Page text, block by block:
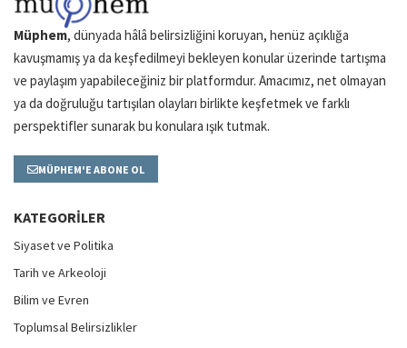
Müphem, dünyada hâlâ belirsizliğini koruyan, henüz açıklığa
kavuşmamış ya da keşfedilmeyi bekleyen konular üzerinde tartışma
ve paylaşım yapabileceğiniz bir platformdur. Amacımız, net olmayan
ya da doğruluğu tartışılan olayları birlikte keşfetmek ve farklı
perspektifler sunarak bu konulara ışık tutmak.
MÜPHEM'E ABONE OL
KATEGORILER
Siyaset ve Politika
Tarih ve Arkeoloji
Bilim ve Evren
Toplumsal Belirsizlikler